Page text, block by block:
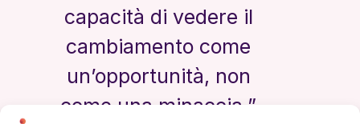
capacità di vedere il
cambiamento come
un’opportunità, non
come una minaccia.”